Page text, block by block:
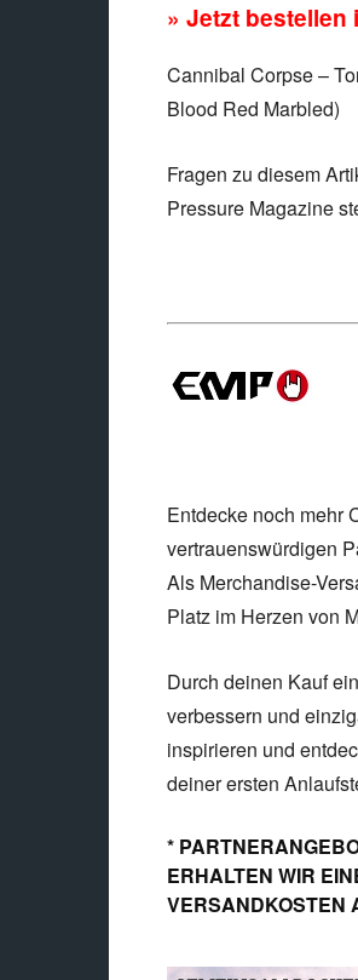
» Jetzt bestellen
Cannibal Corpse –
Blood Red Marbled)
Fragen zu diesem
Pressure Magazine
Entdecke noch mehr
vertrauenswürdigen
Als Merchandise-
Platz im Herzen von
Durch deinen Kauf
verbessern und
inspirieren und
deiner ersten
*
ERHALTEN WIR
VERSANDKOSTEN